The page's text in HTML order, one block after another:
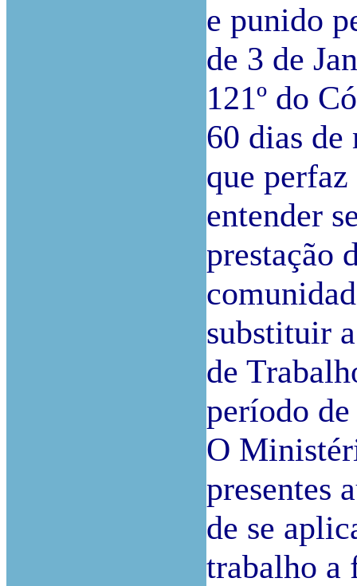
e punido
de 3 de
121º do
60 dias
que
entender
prestação
substituir
de
período
O
presentes
de se
trabalho a